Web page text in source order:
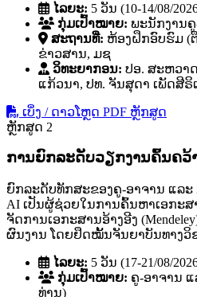
ໄລຍະ: 5 ວັນ (10-14/08/
ກຸ່ມເປົ້າໝາຍ: ພະນັກງານຄູ
ສະຖານທີ່: ຫ້ອງຝຶກອົບຮົມ (
ຂ່າວສານ, ມຊ
ວິທະຍາກອນ: ປອ. ສະຫວາ
ແກ້ວນາ, ປທ. ຈັນສຸດາ ເພັດສີຣິ
ເບິ່ງ / ດາວໂຫຼດ PDF ຫຼັກສູດ
ຫຼັກສູດ 2
ການຍົກລະດັບວຽກງານຄົ້ນຄວ້
ຍົກລະດັບທັກສະຂອງຄູ-ອາຈານ ແລ
AI ເປັນຜູ້ຊ່ວຍໃນການຄົ້ນຫາເອກະສ
ຈັດການເອກະສານອ້າງອີງ
ຜົນງານ ໂດຍຢຶດໝັ້ນຈັນຍາບັນທາງວິ
ໄລຍະ: 5 ວັນ (17-21/08/
ກຸ່ມເປົ້າໝາຍ: ຄູ-ອາຈານ
ທ່ານ)